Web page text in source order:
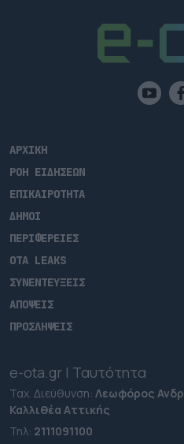
ΑΡΧΙΚΗ
ΡΟΗ ΕΙΔΗΣΕΩΝ
ΕΠΙΚΑΙΡΟΤΗΤΑ
ΔΗΜΟΙ
ΠΕΡΙΦΕΡΕΙΕΣ
OTA LEAKS
ΣΥΝΕΝΤΕΥΞΕΙΣ
ΑΠΟΨΕΙΣ
ΠΡΟΣΛΗΨΕΙΣ
e-ota.gr | Ταυτότητα
Ταχ. Διεύθυνση: Λεωφόρος
Καλλιθέα Αττικής
Τηλ: 2111091100